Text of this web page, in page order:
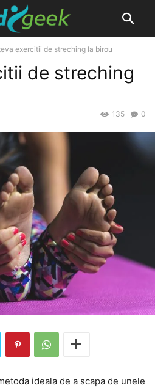
exercitii de streching la birou
de streching
0
135
ideala de a scapa de unele